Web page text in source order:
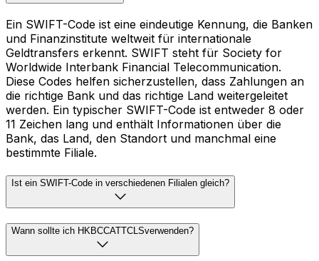
Ein SWIFT-Code ist eine eindeutige Kennung, die Banken
und Finanzinstitute weltweit für internationale
Geldtransfers erkennt. SWIFT steht für Society for
Worldwide Interbank Financial Telecommunication.
Diese Codes helfen sicherzustellen, dass Zahlungen an
die richtige Bank und das richtige Land weitergeleitet
werden. Ein typischer SWIFT-Code ist entweder 8 oder
11 Zeichen lang und enthält Informationen über die
Bank, das Land, den Standort und manchmal eine
bestimmte Filiale.
Ist ein SWIFT-Code in verschiedenen Filialen gleich?
Wann sollte ich HKBCCATTCLSverwenden?